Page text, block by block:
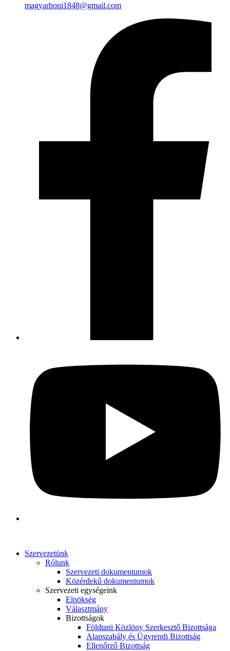
magyarhoni1848@gmail.com
Szervezetünk
Rólunk
Szervezeti dokumentumok
Közérdekű dokumentumok
Szervezeti egységeink
Elnökség
Választmány
Bizottságok
Földtani Közlöny Szerkesztő Bizottsága
Alapszabály és Ügyrendi Bizottság
Ellenőrző Bizottság